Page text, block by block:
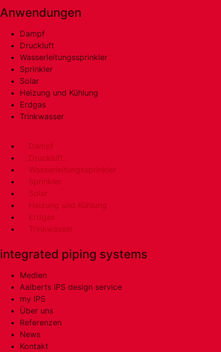
Anwendungen
Dampf
Druckluft
Wasserleitungssprinkler
Sprinkler
Solar
Heizung und Kühlung
Erdgas
Trinkwasser
Dampf
Druckluft
Wasserleitungssprinkler
Sprinkler
Solar
Heizung und Kühlung
Erdgas
Trinkwasser
integrated piping systems
Medien
Aalberts IPS design service
my IPS
Über uns
Referenzen
News
Kontakt